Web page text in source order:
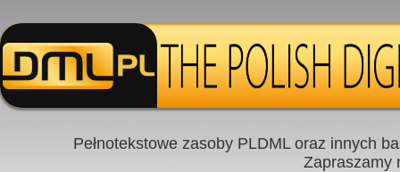
Pełnotekstowe zasoby PLDML oraz innych
Zapraszamy